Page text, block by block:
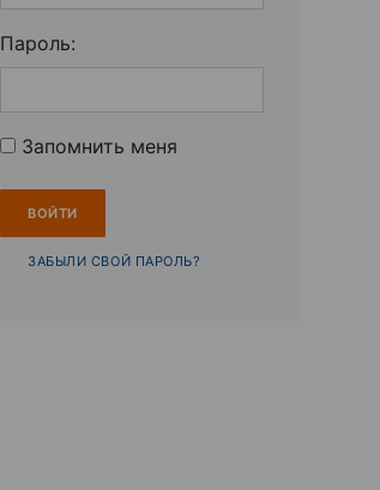
Пароль:
Запомнить меня
ЗАБЫЛИ СВОЙ ПАРОЛЬ?